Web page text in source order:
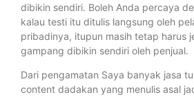
dibikin sendiri. Boleh Anda percaya
kalau testi itu ditulis langsung oleh
pribadinya, itupun masih tetap harus
gampang dibikin sendiri oleh penjual.
Dari pengamatan Saya banyak jasa
content dadakan yang menulis asal